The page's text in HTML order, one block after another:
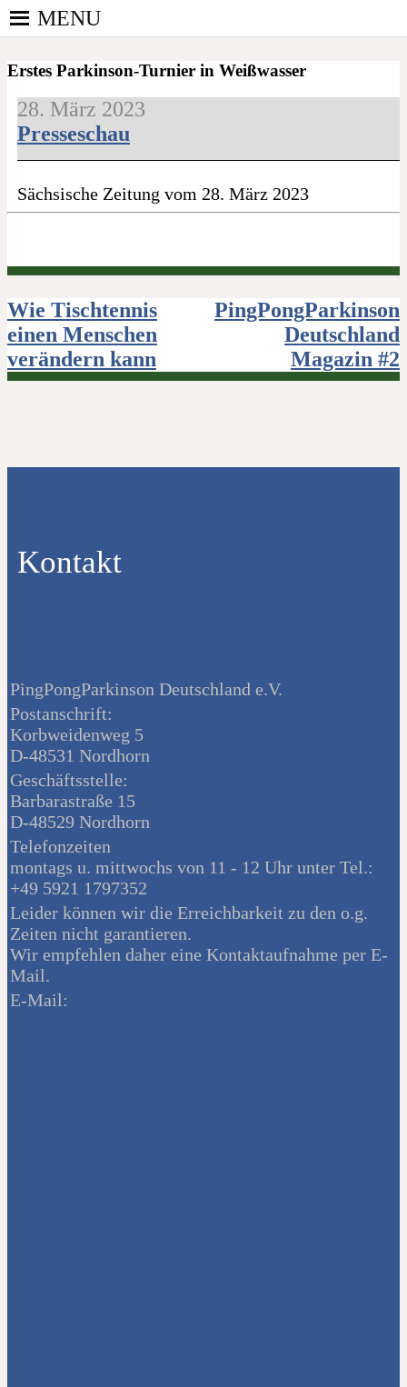
Skip
to
PINGPONGPARKINSON
DEUTSCHLAND E. V.
kooperierenden Vereinen und Einzelpersonen, der
sich – mit dem Mittel Tischtennis – überwiegend
ehrenamtlich um Personen mit Parkinson und
deren Angehörige kümmert.
MENU
Erstes Parkinson-Turnier in Weißwasser
28. März 2023
Presseschau
Sächsische Zeitung vom 28. März 2023
Beitragsnavigation
Wie Tischtennis
einen Menschen
verändern kann
PingPongParkinson
Deutschland
Magazin #2
Kontakt
PingPongParkinson Deutschland e.V.
Postanschrift:
Korbweidenweg 5
D-48531 Nordhorn
Geschäftsstelle:
Barbarastraße 15
D-48529 Nordhorn
Telefonzeiten
montags u. mittwochs von 11 - 12 Uhr unter Tel.:
+49 5921 1797352
Leider können wir die Erreichbarkeit zu den o.g.
Zeiten nicht garantieren.
Wir empfehlen daher eine Kontaktaufnahme per E-
Mail.
E-Mail: